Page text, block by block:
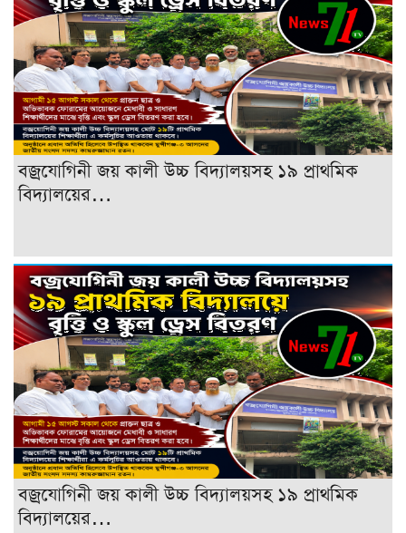
বজ্রযোগিনী জয় কালী উচ্চ বিদ্যালয়সহ ১৯ প্রাথমিক
বিদ্যালয়ের…
বজ্রযোগিনী জয় কালী উচ্চ বিদ্যালয়সহ ১৯ প্রাথমিক
বিদ্যালয়ের…